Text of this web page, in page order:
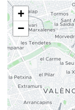
összes közös- és
antiallergén szoba
hangszigetelt
Háziállatok nem
Étel és ital
Étterem
+
−